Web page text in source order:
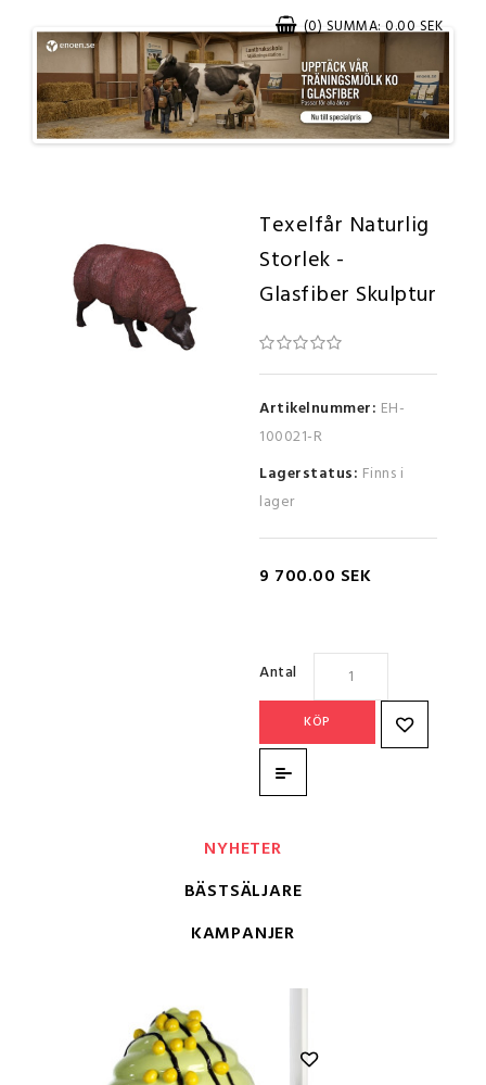
(0) SUMMA: 0.00 SEK
Texelfår Naturlig
Storlek -
Glasfiber Skulptur
Artikelnummer: EH-
100021-R
Lagerstatus: Finns i
lager
9 700.00 SEK
Antal
KÖP
NYHETER
BÄSTSÄLJARE
KAMPANJER